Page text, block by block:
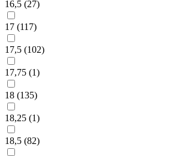
16,5 (27)
17 (117)
17,5 (102)
17,75 (1)
18 (135)
18,25 (1)
18,5 (82)